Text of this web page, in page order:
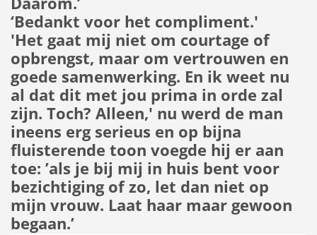
‘Bedankt voor het compliment.'
'Het gaat mij niet om courtage of
opbrengst, maar om vertrouwen en
goede samenwerking. En ik weet nu
al dat dit met jou prima in orde zal
zijn. Toch? Alleen,' nu werd de man
ineens erg serieus en op bijna
fluisterende toon voegde hij er aan
toe: ’als je bij mij in huis bent voor
bezichtiging of zo, let dan niet op
mijn vrouw. Laat haar maar gewoon
begaan.’